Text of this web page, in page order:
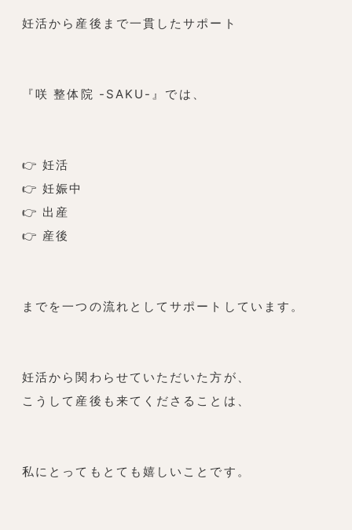
妊活から産後まで一貫したサポート
『咲 整体院 -SAKU-』では、
👉 妊活
👉 妊娠中
👉 出産
👉 産後
までを一つの流れとしてサポートしています。
妊活から関わらせていただいた方が、
こうして産後も来てくださることは、
私にとってもとても嬉しいことです。